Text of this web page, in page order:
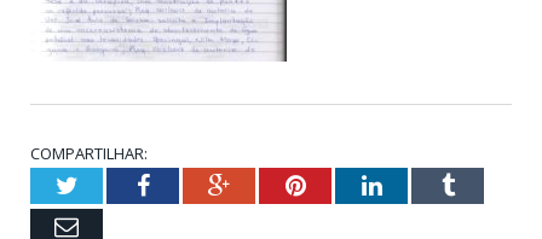
COMPARTILHAR:
TwitterFacebookGoogle+PinterestLinkedInTumblr
Email